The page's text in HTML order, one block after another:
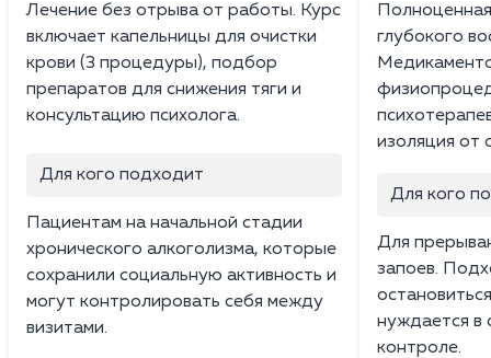
Лечение без отрыва от работы. Курс
включает капельницы для очистки
крови (3 процедуры), подбор
препаратов для снижения тяги и
консультацию психолога.
Для кого подходит
Пациентам на начальной стадии
хронического алкоголизма, которые
сохранили социальную активность и
могут контролировать себя между
визитами.
глубокого
изоляция от
Для кого
Для
запоев.
нуждается в
контроле.